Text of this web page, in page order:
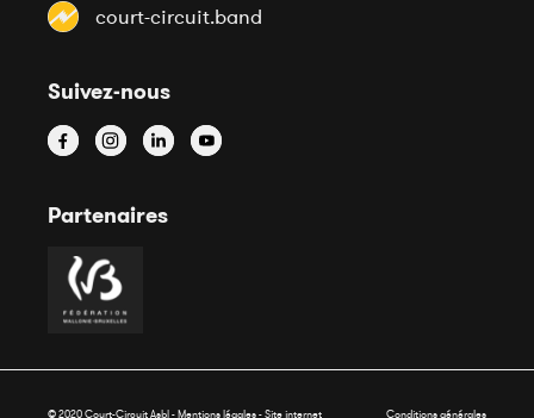
court-circuit.band
Suivez-nous
Partenaires
© 2020 Court-Circuit Asbl - Mentions légales - Site internet Conditions générales